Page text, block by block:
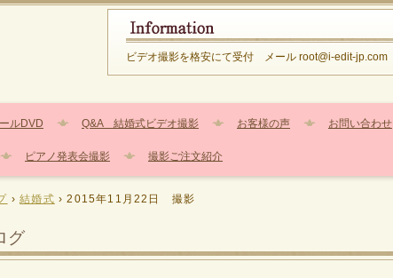
ビデオ撮影を格安にて受付 メール root@i-edit-jp.com
ルDVD Q&A 結婚式ビデオ撮影 お客様の声 お問い合わせ
ピアノ発表会撮影 撮影ご注文紹介
›結婚式 ›2015年11月22日 撮影
グ